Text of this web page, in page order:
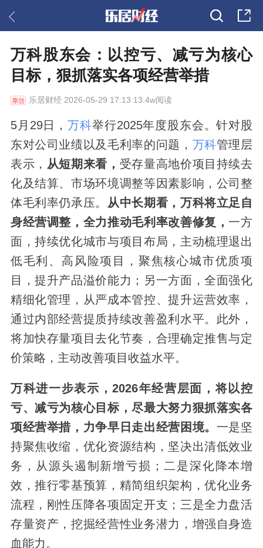
万科股东会：以控亏、减亏为核心
目标，狠抓落实各项经营举措
乐居财经2026-05-29 17:13 13.4w阅读
5月29日，万科举行2025年度股东会。针对股
东对公司业绩以及毛利率的问题， 万科管理层
表示， 从短期来看， 受存量高地价项目持续去
化及结算、市场环境调整等因素影响，公司整
体毛利率仍承压。 从中长期看，万科将立足自
身经营调整，全力推动毛利率改善修复， 一方
面，持续优化城市与项目布局，主动梳理退出
低毛利、高风险项目，聚焦核心城市优质项
目，提升产品溢价能力；另一方面，全面强化
精细化管理，从严成本管控、提升运营效率，
通过内部经营提质持续改善盈利水平。此外，
将加快存量项目去化节奏，合理确定推售与定
价策略，主动改善项目收益水平。
万科进一步表示，2026年经营层面，将以控
亏、减亏为核心目标，尽最大努力狠抓落实各
项经营举措，力争早日走出经营困境。 一是坚
持聚焦收缩，优化资源结构，坚决出清低效业
务，从源头遏制新增亏损；二是深化降本增
效，推行零基预算，精简组织架构，优化业务
流程，刚性压降各项固定开支；三是全力盘活
存量资产，挖掘经营性业务潜力，增强自身造
血能力。